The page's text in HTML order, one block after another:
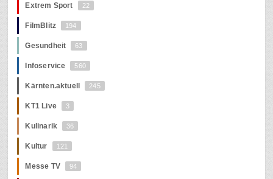
Extrem Sport 22
FilmBlitz 194
Gesundheit 63
Infoservice 560
Kärnten.aktuell 245
KT1 Live 3
Kulinarik 36
Kultur 121
Messe TV 94